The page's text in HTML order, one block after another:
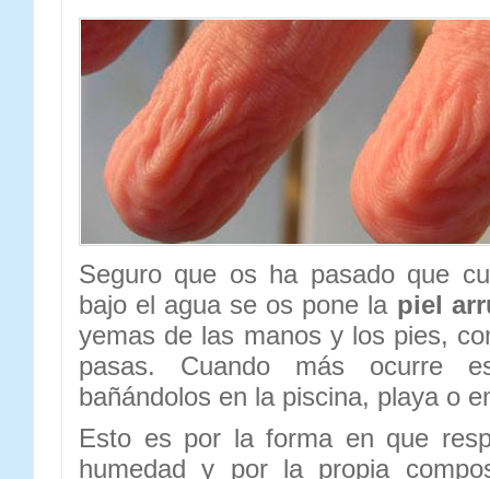
Seguro que os ha pasado que
bajo el agua se os pone la piel
yemas de las manos y los pies,
pasas. Cuando más ocurre
bañándolos en la piscina, playa o
Esto es por la forma en que
humedad y por la propia